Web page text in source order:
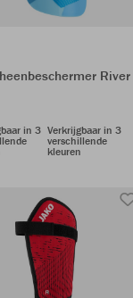
River
in 3 Verkrijgbaar in 3
verschillende
kleuren